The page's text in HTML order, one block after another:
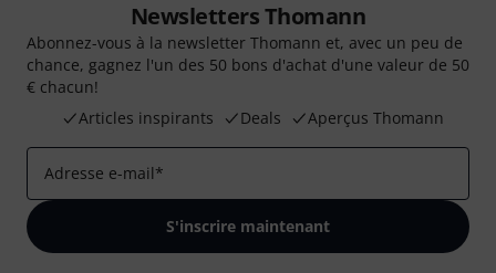
Newsletters Thomann
Abonnez-vous à la newsletter Thomann et, avec un peu de
chance, gagnez l'un des 50 bons d'achat d'une valeur de 50
€ chacun!
Articles inspirants
Deals Aperçus Thomann
Adresse e-mail*
S'inscrire maintenant